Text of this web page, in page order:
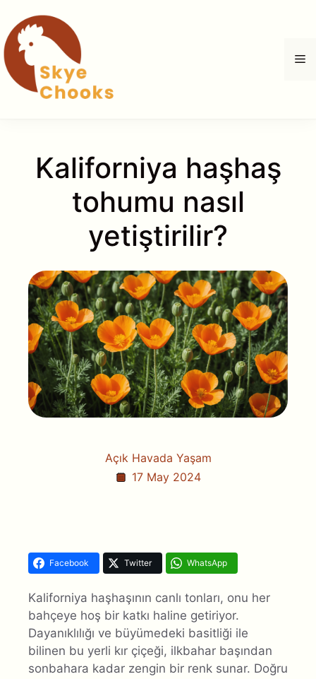
atla
Kaliforniya haşhaş
tohumu nasıl
yetiştirilir?
Açık Havada Yaşam
17 May 2024
Facebook Twitter WhatsApp
Kaliforniya haşhaşının canlı tonları, onu her
bahçeye hoş bir katkı haline getiriyor.
Dayanıklılığı ve büyümedeki basitliği ile
bilinen bu yerli kır çiçeği, ilkbahar başından
sonbahara kadar zengin bir renk sunar. Doğru